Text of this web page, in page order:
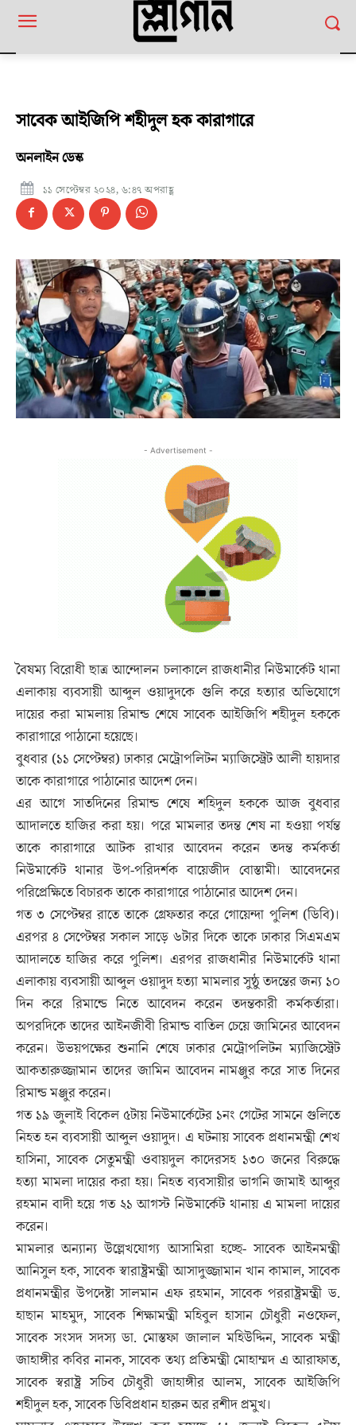
সাবেক আইজিপি শহীদুল হক কারাগারে
অনলাইন ডেস্ক
১১ সেপ্টেম্বর ২০২৪, ৬:৪৭ অপরাহ্ণ
- Advertisement -
বৈষম্য বিরোধী ছাত্র আন্দোলন চলাকালে রাজধানীর নিউমার্কেট থানা
এলাকায় ব্যবসায়ী আব্দুল ওয়াদুদকে গুলি করে হত্যার অভিযোগে
দায়ের করা মামলায় রিমান্ড শেষে সাবেক আইজিপি শহীদুল হককে
কারাগারে পাঠানো হয়েছে।
বুধবার (১১ সেপ্টেম্বর) ঢাকার মেট্রোপলিটন ম্যাজিস্ট্রেট আলী হায়দার
তাকে কারাগারে পাঠানোর আদেশ দেন।
এর আগে সাতদিনের রিমান্ড শেষে শহিদুল হককে আজ বুধবার
আদালতে হাজির করা হয়। পরে মামলার তদন্ত শেষ না হওয়া পর্যন্ত
তাকে কারাগারে আটক রাখার আবেদন করেন তদন্ত কর্মকর্তা
নিউমার্কেট থানার উপ-পরিদর্শক বায়েজীদ বোস্তামী। আবেদনের
পরিপ্রেক্ষিতে বিচারক তাকে কারাগারে পাঠানোর আদেশ দেন।
গত ৩ সেপ্টেম্বর রাতে তাকে গ্রেফতার করে গোয়েন্দা পুলিশ (ডিবি)।
এরপর ৪ সেপ্টেম্বর সকাল সাড়ে ৬টার দিকে তাকে ঢাকার সিএমএম
আদালতে হাজির করে পুলিশ। এরপর রাজধানীর নিউমার্কেট থানা
এলাকায় ব্যবসায়ী আব্দুল ওয়াদুদ হত্যা মামলার সুষ্ঠু তদন্তের জন্য ১০
দিন করে রিমান্ডে নিতে আবেদন করেন তদন্তকারী কর্মকর্তারা।
অপরদিকে তাদের আইনজীবী রিমান্ড বাতিল চেয়ে জামিনের আবেদন
করেন। উভয়পক্ষের শুনানি শেষে ঢাকার মেট্রোপলিটন ম্যাজিস্ট্রেট
আকতারুজ্জামান তাদের জামিন আবেদন নামঞ্জুর করে সাত দিনের
রিমান্ড মঞ্জুর করেন।
গত ১৯ জুলাই বিকেল ৫টায় নিউমার্কেটের ১নং গেটের সামনে গুলিতে
নিহত হন ব্যবসায়ী আব্দুল ওয়াদুদ। এ ঘটনায় সাবেক প্রধানমন্ত্রী শেখ
হাসিনা, সাবেক সেতুমন্ত্রী ওবায়দুল কাদেরসহ ১৩০ জনের বিরুদ্ধে
হত্যা মামলা দায়ের করা হয়। নিহত ব্যবসায়ীর ভাগনি জামাই আব্দুর
রহমান বাদী হয়ে গত ২১ আগস্ট নিউমার্কেট থানায় এ মামলা দায়ের
করেন।
মামলার অন্যান্য উল্লেখযোগ্য আসামিরা হচ্ছে- সাবেক আইনমন্ত্রী
আনিসুল হক, সাবেক স্বারাষ্ট্রমন্ত্রী আসাদুজ্জামান খান কামাল, সাবেক
প্রধানমন্ত্রীর উপদেষ্টা সালমান এফ রহমান, সাবেক পররাষ্ট্রমন্ত্রী ড.
হাছান মাহমুদ, সাবেক শিক্ষামন্ত্রী মহিবুল হাসান চৌধুরী নওফেল,
সাবেক সংসদ সদস্য ডা. মোস্তফা জালাল মহিউদ্দিন, সাবেক মন্ত্রী
জাহাঙ্গীর কবির নানক, সাবেক তথ্য প্রতিমন্ত্রী মোহাম্মদ এ আরাফাত,
সাবেক স্বরাষ্ট্র সচিব চৌধুরী জাহাঙ্গীর আলম, সাবেক আইজিপি
শহীদুল হক, সাবেক ডিবিপ্রধান হারুন অর রশীদ প্রমুখ।